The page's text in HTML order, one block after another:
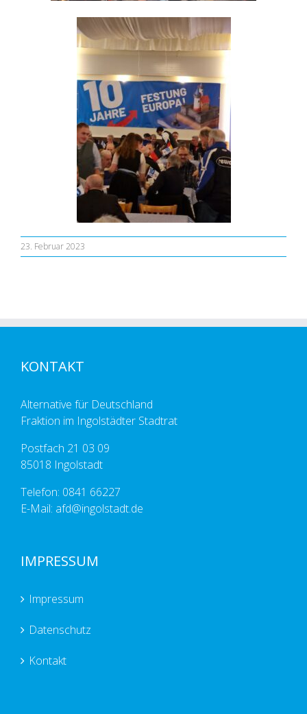
23. Februar 2023
KONTAKT
Alternative für Deutschland
Fraktion im Ingolstädter Stadtrat
Postfach 21 03 09
85018 Ingolstadt
Telefon: 0841 66227
E-Mail: afd@ingolstadt.de
IMPRESSUM
Impressum
Datenschutz
Kontakt